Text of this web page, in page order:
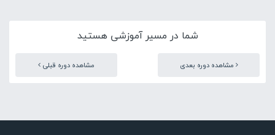
شما در مسیر آموزشی هستید
مشاهده دوره بعدی مشاهده دوره قبلی